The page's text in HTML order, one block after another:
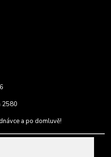
2580
a po domluvě!